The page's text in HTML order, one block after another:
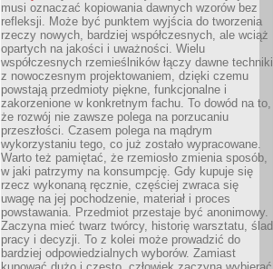
musi oznaczać kopiowania dawnych wzorów bez
refleksji. Może być punktem wyjścia do tworzenia
rzeczy nowych, bardziej współczesnych, ale wciąż
opartych na jakości i uważności. Wielu
współczesnych rzemieślników łączy dawne techniki
z nowoczesnym projektowaniem, dzięki czemu
powstają przedmioty piękne, funkcjonalne i
zakorzenione w konkretnym fachu. To dowód na to,
że rozwój nie zawsze polega na porzucaniu
przeszłości. Czasem polega na mądrym
wykorzystaniu tego, co już zostało wypracowane.
Warto też pamiętać, że rzemiosło zmienia sposób,
w jaki patrzymy na konsumpcję. Gdy kupuje się
rzecz wykonaną ręcznie, częściej zwraca się
uwagę na jej pochodzenie, materiał i proces
powstawania. Przedmiot przestaje być anonimowy.
Zaczyna mieć twarz twórcy, historię warsztatu, ślad
pracy i decyzji. To z kolei może prowadzić do
bardziej odpowiedzialnych wyborów. Zamiast